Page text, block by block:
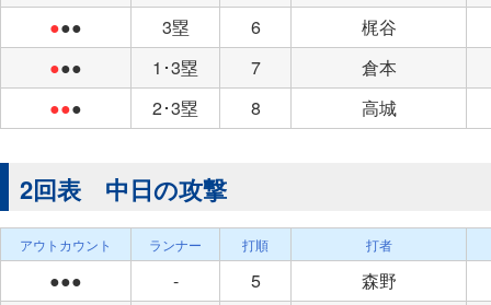
●●● 3塁 6
梶谷
●●● 1･3塁 7
倉本
●●● 2･3塁 8 高城
2回表 中日の攻撃
アウトカウント ランナー 打順 打者
●●● - 5
森野